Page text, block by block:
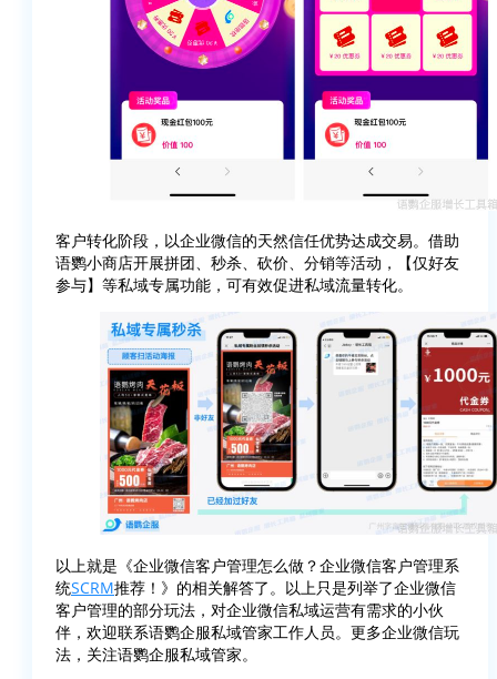
客户转化阶段，以企业微信的天然信任优势达成交易。借助
语鹦小商店开展拼团、秒杀、砍价、分销等活动，【仅好友
参与】等私域专属功能，可有效促进私域流量转化。
以上就是《企业微信客户管理怎么做？企业微信客户管理系
统SCRM推荐！》的相关解答了。以上只是列举了企业微信
客户管理的部分玩法，对企业微信私域运营有需求的小伙
伴，欢迎联系语鹦企服私域管家工作人员。更多企业微信玩
法，关注语鹦企服私域管家。